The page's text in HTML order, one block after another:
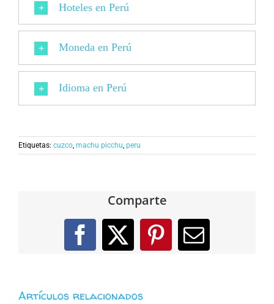
Hoteles en Perú
Moneda en Perú
Idioma en Perú
Etiquetas: cuzco, machu picchu, peru
Comparte
Facebook
X PinterestCorreo
Artículos relacionados